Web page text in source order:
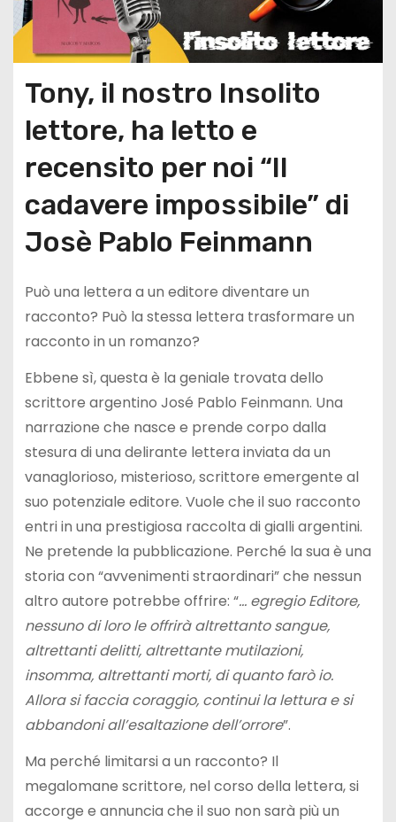
Tony, il nostro Insolito
lettore, ha letto e
recensito per noi “Il
cadavere impossibile” di
Josè Pablo Feinmann
Può una lettera a un editore diventare un
racconto? Può la stessa lettera trasformare un
racconto in un romanzo?
Ebbene sì, questa è la geniale trovata dello
scrittore argentino José Pablo Feinmann. Una
narrazione che nasce e prende corpo dalla
stesura di una delirante lettera inviata da un
vanaglorioso, misterioso, scrittore emergente al
suo potenziale editore. Vuole che il suo racconto
entri in una prestigiosa raccolta di gialli argentini.
Ne pretende la pubblicazione. Perché la sua è una
storia con “avvenimenti straordinari” che nessun
altro autore potrebbe offrire: “… egregio Editore,
nessuno di loro le offrirà altrettanto sangue,
altrettanti delitti, altrettante mutilazioni,
insomma, altrettanti morti, di quanto farò io.
Allora si faccia coraggio, continui la lettura e si
abbandoni all’esaltazione dell’orrore”.
Ma perché limitarsi a un racconto? Il
megalomane scrittore, nel corso della lettera, si
accorge e annuncia che il suo non sarà più un